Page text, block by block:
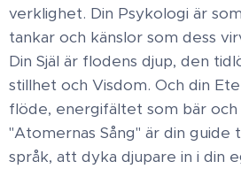
verklighet. Din Psykologi är
tankar och känslor som dess
Din Själ är flodens djup, den
stillhet och Visdom. Och din
flöde, energifältet som bär
"Atomernas Sång" är din
språk, att dyka djupare in i din